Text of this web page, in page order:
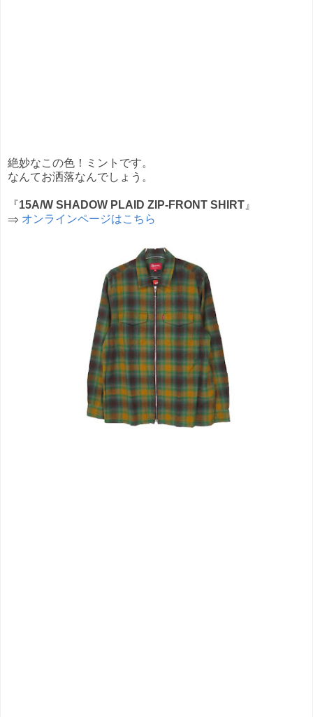
絶妙なこの色！ミントです。
なんてお洒落なんでしょう。
『15A/W SHADOW PLAID ZIP-FRONT SHIRT 』
⇒ オンラインページはこちら